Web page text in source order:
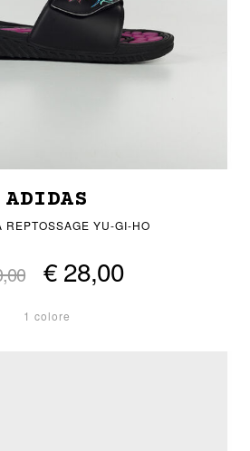
ADIDAS
REPTOSSAGE YU-GI-HO
€ 28,00
1 colore